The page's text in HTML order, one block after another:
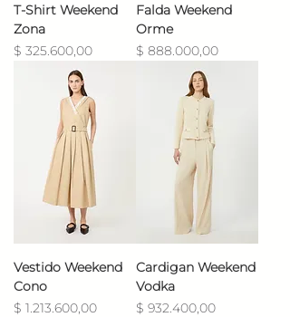
T-Shirt Weekend
Zona
Precio
$ 325.600,00
Falda Weekend
Orme
Precio
$ 888.000,00
Vestido Weekend
Cono
Precio
$ 1.213.600,00
Cardigan Weekend
Vodka
Precio
$ 932.400,00